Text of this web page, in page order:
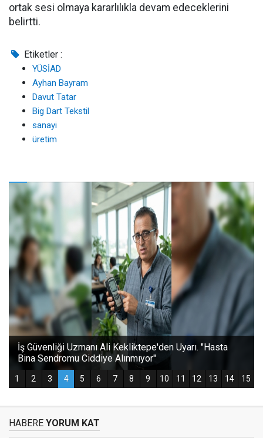
ortak sesi olmaya kararlılıkla devam edeceklerini
belirtti.
Etiketler :
YÜSİAD
Ayhan Bayram
Davut Tatar
Big Dart Tekstil
sanayi
üretim
HABERE YORUM KAT